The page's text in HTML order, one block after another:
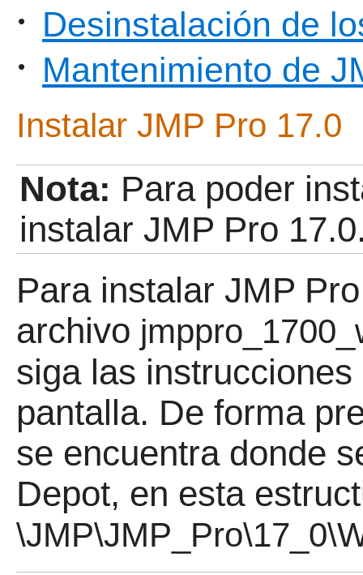
• Desinstalación de
•
Mantenimiento de
Instalar JMP Pro 17.0
Nota: Para poder
instalar JMP Pro
Para instalar JMP
archivo
siga las
pantalla. De forma
se encuentra donde
Depot, en esta